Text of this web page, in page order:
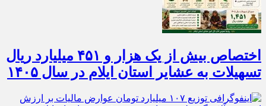
اختصاص بیش از یک هزار و ۴۵۱ میلیارد ریال
تسهیلات به عشایر استان ایلام در سال ۱۴۰۵